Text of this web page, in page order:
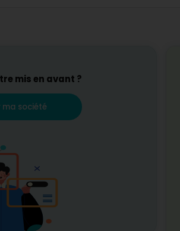
mis en avant ?
ma société